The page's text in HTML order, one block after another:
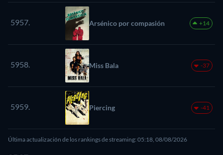
5957. Arsénico por compasión +14
5958. Miss Bala -37
5959. Piercing -41
Última actualización de los rankings de streaming: 05:18, 08/08/2026